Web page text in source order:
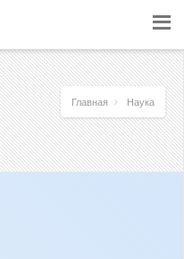
Главная Наука